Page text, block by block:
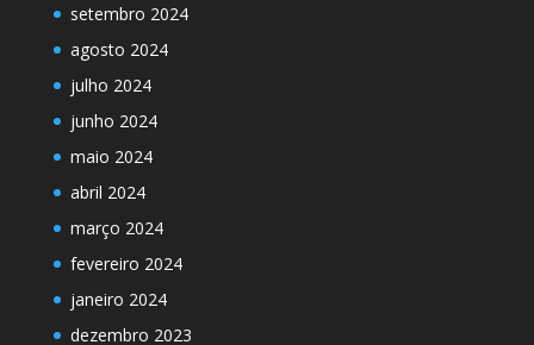
setembro 2024
agosto 2024
julho 2024
junho 2024
maio 2024
abril 2024
março 2024
fevereiro 2024
janeiro 2024
dezembro 2023